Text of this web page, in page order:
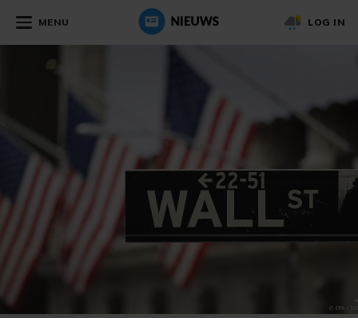
MENU LOG IN